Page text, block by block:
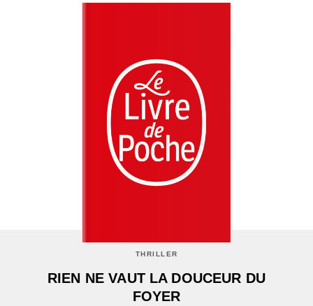
THRILLER
RIEN NE VAUT LA DOUCEUR DU
FOYER